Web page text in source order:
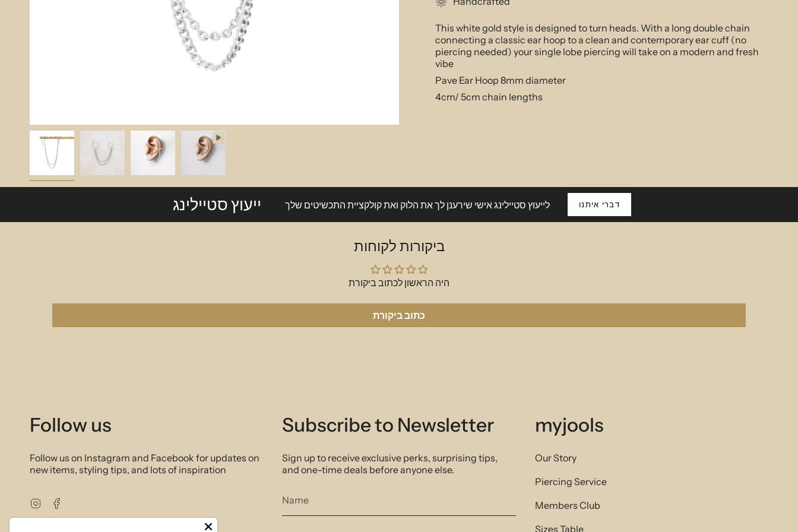
This white gold style is designed to turn heads. With a long double chain
connecting a classic ear hoop to a clean and contemporary ear cuff (no
piercing needed) your single lobe piercing will take on a modern and fresh
vibe
Pave Ear Hoop 8mm diameter
4cm/ 5cm chain lengths
ייעוץ סטיילינג לייעוץ סטיילינג אישי שירענן לך את הלוק ואת קולקציית התכשיטים שלך דברי איתנו
ביקורות לקוחות
היה הראשון לכתוב ביקורת
כתוב ביקורת
Follow us
Follow us on Instagram and Facebook for updates on
new items, styling tips, and lots of inspiration
Instagram
Subscribe to Newsletter
Sign up to receive exclusive perks, surprising tips,
and one-time deals before anyone else.
myjools
Our Story
Piercing Service
Members Club
Sizes Table